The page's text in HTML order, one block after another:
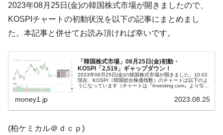
『Money1』
【速報】韓国株式市場の暴落・本日07月29
日(水)もサイドカー・サーキットブレイカーの二段コンボ
発動！
半分未満しか雇用を生まない
『Money1』
韓国「株式市場が賭博場のように変質した
のは政界の責任だ」
『Money1』
韓国「2026年1Q 資金循環統計」面白い結果
に。
『Money1』
韓国化学企業最大手『ロッテケミカル』純
2023年08月25日(金)の韓国株式市場が開きましたので、
KOSPIチャートの初動状況を以下の記事にまとめまし
た。本記事と併せてお読み頂ければ幸いです。
「韓国株式市場」08月25日(金)初動・
KOSPI「2,519」ギャップダウン！
2023年08月25日(金)の韓国株式市場が開きました。10:02
現在、KOSPI（韓国総合株価指数）のチャートは以下のよ
うになっています（チャートは『Investing.com』より引
money1.jp 2023.08.25
(柏ケミカル＠ｄｃｐ)